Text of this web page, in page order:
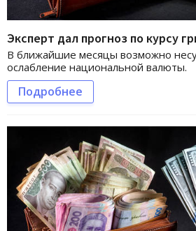
Эксперт дал прогноз по курсу
В ближайшие месяцы возможно
ослабление национальной валюты.
Подробнее